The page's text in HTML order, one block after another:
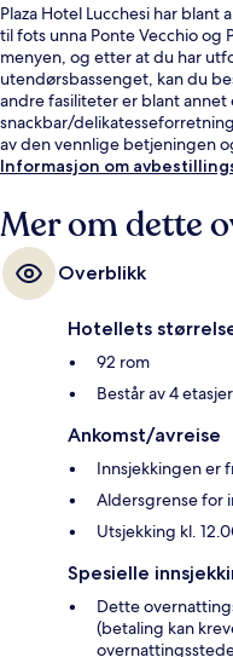
Plaza Hotel Lucchesi har
til fots unna Ponte Vecchio og
menyen, og etter at du har
utendørsbassenget, kan du
andre fasiliteter er blant annet
snackbar/
av den vennlige betjeningen
Informasjon om
Mer om dette
Overblikk
Hotellets
92 rom
Består av 4 etasjer
Ankomst/avreise
Innsjekkingen er
Aldersgrense for
Utsjekking kl.
Spesielle
Dette
(betaling kan